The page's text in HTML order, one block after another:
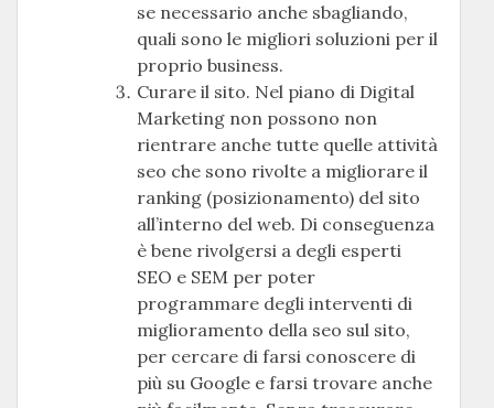
se necessario anche sbagliando,
quali sono le migliori soluzioni per il
proprio business.
Curare il sito. Nel piano di Digital
Marketing non possono non
rientrare anche tutte quelle attività
seo che sono rivolte a migliorare il
ranking (posizionamento) del sito
all’interno del web. Di conseguenza
è bene rivolgersi a degli esperti
SEO e SEM per poter
programmare degli interventi di
miglioramento della seo sul sito,
per cercare di farsi conoscere di
più su Google e farsi trovare anche